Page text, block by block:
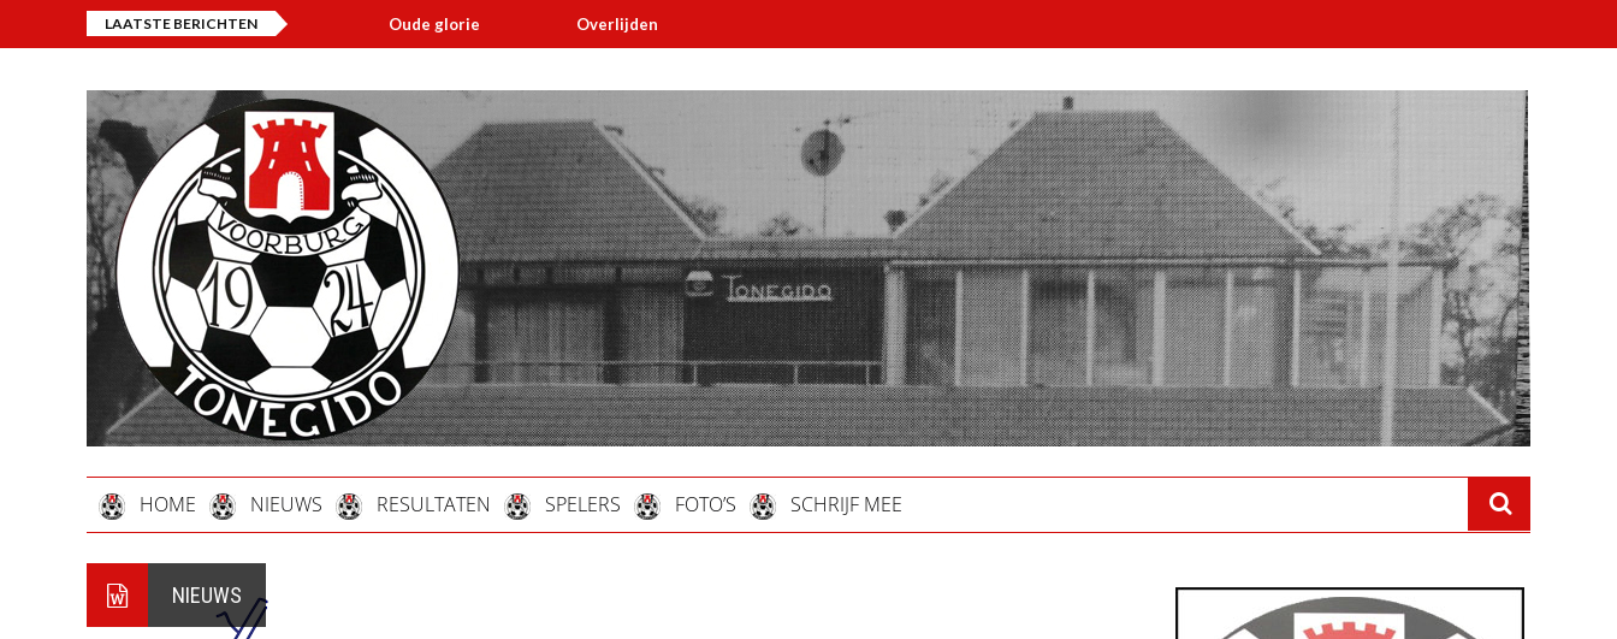
LAATSTE BERICHTEN Oude glorie Overlijden
HOME NIEUWS RESULTATEN SPELERS FOTO’S SCHRIJF MEE
NIEUWS